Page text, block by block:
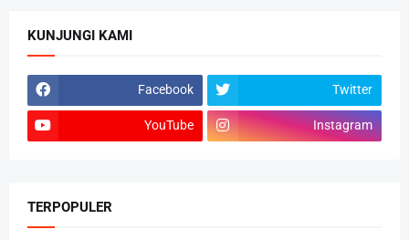
KUNJUNGI KAMI
Facebook Twitter
YouTube Instagram
TERPOPULER